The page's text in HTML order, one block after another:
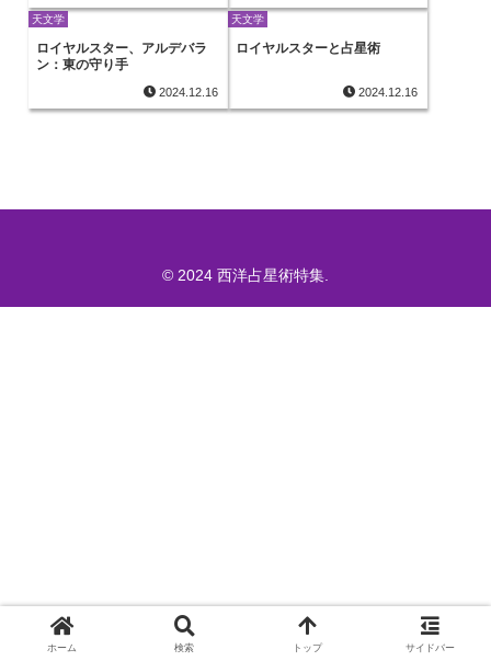
天文学
ロイヤルスター、アルデバラ
ン：東の守り手
2024.12.16
天文学
ロイヤルスターと占星術
2024.12.16
© 2024 西洋占星術特集.
ホーム 検索 トップ サイドバー